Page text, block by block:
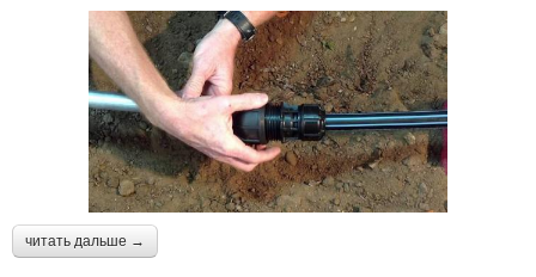
читать дальше →